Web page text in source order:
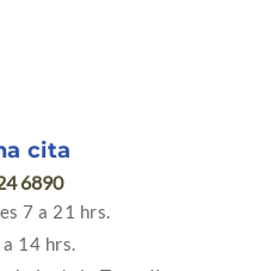
cita
6890
7 a 21 hrs.
a 14 hrs.